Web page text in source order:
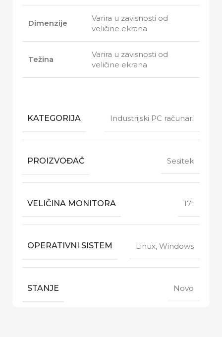
Dimenzije
Varira u zavisnosti od
veličine ekrana
Težina
Varira u zavisnosti od
veličine ekrana
KATEGORIJA Industrijski PC računari
PROIZVOĐAČ Sesitek
VELIČINA MONITORA 17"
OPERATIVNI SISTEM Linux, Windows
STANJE Novo